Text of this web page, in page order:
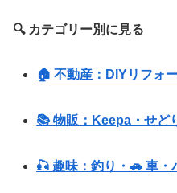
🔍 カテゴリー別に見る
🏠 不動産：DIYリフォ
📚 物販：Keepa・せど
🎣 趣味：釣り・🚗 車・